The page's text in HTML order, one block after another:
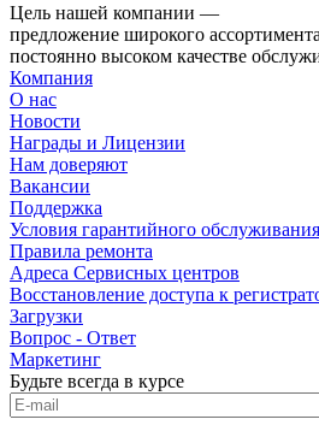
Цель нашей компании —
предложение широкого
постоянно высоком качестве
Компания
О нас
Новости
Награды и Лицензии
Нам доверяют
Вакансии
Поддержка
Условия гарантийного обслуживания
Правила ремонта
Адреса Сервисных центров
Восстановление доступа к
Загрузки
Вопрос - Ответ
Маркетинг
Будьте всегда в курсе